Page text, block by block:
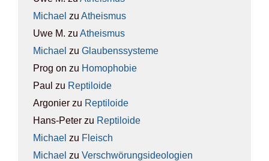
Michael zu Athe­is­mus
Uwe M. zu Athe­is­mus
Michael zu Glau­bens­sys­te­me
Prog on zu Homo­pho­bie
Paul zu Rep­ti­lo­ide
Argonier zu Rep­ti­lo­ide
Hans-Peter zu Rep­ti­lo­ide
Michael zu Fleisch
Michael zu Ver­schwö­rungs­ideo­lo­gien